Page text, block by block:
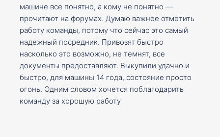
машине все понятно, а кому не понятно —
прочитают на форумах. Думаю важнее отметить
работу команды, потому что сейчас это самый
надежный посредник. Привозят быстро
насколько это возможно, не темнят, все
документы предоставляют. Выкупили удачно и
быстро, для машины 14 года, состояние просто
огонь. Одним словом хочется поблагодарить
команду за хорошую работу